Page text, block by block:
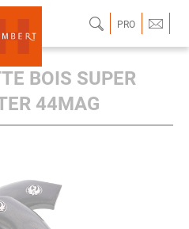
PRO
BOIS SUPER
44MAG